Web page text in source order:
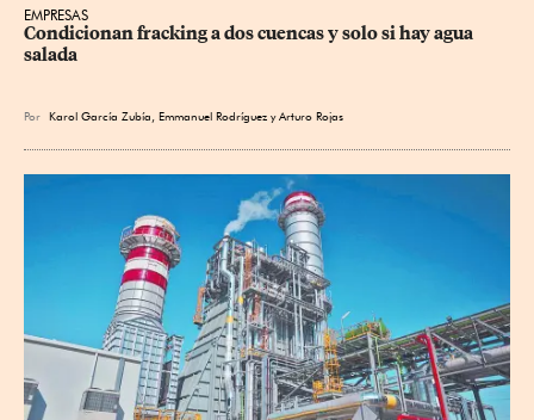
EMPRESAS
Condicionan fracking a dos cuencas y solo si hay agua
salada
Por Karol García Zubía, Emmanuel Rodríguez yArturo Rojas